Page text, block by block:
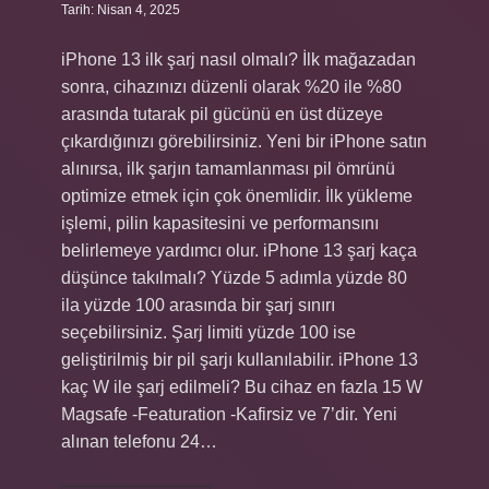
Tarih: Nisan 4, 2025
iPhone 13 ilk şarj nasıl olmalı? İlk mağazadan
sonra, cihazınızı düzenli olarak %20 ile %80
arasında tutarak pil gücünü en üst düzeye
çıkardığınızı görebilirsiniz. Yeni bir iPhone satın
alınırsa, ilk şarjın tamamlanması pil ömrünü
optimize etmek için çok önemlidir. İlk yükleme
işlemi, pilin kapasitesini ve performansını
belirlemeye yardımcı olur. iPhone 13 şarj kaça
düşünce takılmalı? Yüzde 5 adımla yüzde 80
ila yüzde 100 arasında bir şarj sınırı
seçebilirsiniz. Şarj limiti yüzde 100 ise
geliştirilmiş bir pil şarjı kullanılabilir. iPhone 13
kaç W ile şarj edilmeli? Bu cihaz en fazla 15 W
Magsafe -Featuration -Kafirsiz ve 7’dir. Yeni
alınan telefonu 24…